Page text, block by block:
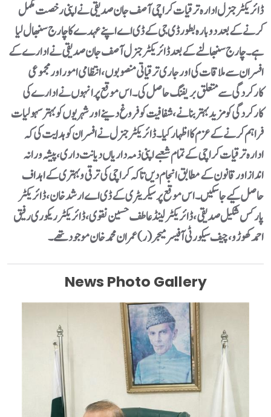
ڈائریکٹر جنرل ادارہ ترقیات کراچی آصف جان صدیقی نے اپنی رخصت مکمل
کرنے کے بعد دوبارہ بطور ڈی جی کے ڈی اے اپنے عہدے کا چارج سنبھال لیا
ہے۔چارج سنبھالنے کے بعد ڈائریکٹر جنرل آصف جان صدیقی نے ادارے کے
افسران سے ملاقات کی اور جاری ترقیاتی منصوبوں، انتظامی امور اور مجموعی
کارکردگی سے متعلق بریفنگ حاصل کی۔ اس موقع پر انہوں نے ادارے کی
کارکردگی کو مزید بہتر بنانے، شفافیت کو فروغ دینے اور شہریوں کو بہتر سہولیات
فراہم کرنے کے عزم کا اظہار کیا۔ڈائریکٹر جنرل نے افسران کو ہدایت کی کہ
ادارہ ترقیات کراچی کے تمام شعبے اپنی ذمہ داریاں دیانت داری، پیشہ ورانہ
انداز اور قانون کے مطابق انجام دیں تاکہ کراچی کی ترقی و بہتری کے اہداف
حاصل کیے جا سکیں۔اس موقع پر سیکریٹری کے ڈی اے ارشد خان، ڈائریکٹر
پارکس شکیل صدیقی، ڈائریکٹر لینڈ عاطف حسین نقوی، ڈائریکٹر ریکوری رفیق
احمد کھوڑو، چیف سیکورٹی آفیسر میجر (ر) عمران محمد خان موجود تھے۔
News Photo Gallery